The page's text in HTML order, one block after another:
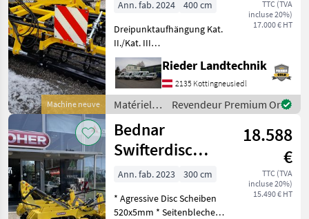
Machine neuve
TTC (TVA
incluse 20%)
17.000 € HT
Ann. fab. 2024
400 cm
Dreipunktaufhängung Kat.
II./Kat. III
Maschinenrahmen
Hydraulische Klappung von
Transport- in
Arbeitsstellung Vordere
Flachstabwalzen, vordere
mechanische Planier
Rieder Landtechnik
2135 Kottingneusiedl
Matériels
de semis /
Bednar
Revendeur Premium Or
Bednar
Swifterdisc
XN3000
18.588
€
TTC (TVA
incluse 20%)
15.490 € HT
Ann. fab. 2023
300 cm
* Agressive Disc Scheiben
520x5mm * Seitenbleche